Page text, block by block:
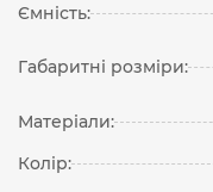
Ємність:
Габаритні розміри:
Матеріали:
Колір: